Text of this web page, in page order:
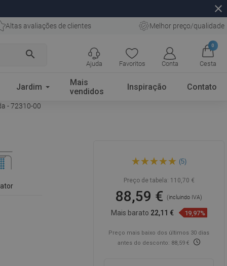
close
Altas avaliações de clientes Melhor preço/qualidade
search
Favoritos Conta
0
Cesta
Ajuda
Jardim
Mais
vendidos
Inspiração Contato
- 72310-00
para lavatório, cromada -
(5)
Preço de tabela: 110,70 €
88,59 €(incluindo IVA)
Mais barato 22,11 € 19,97%
Preço mais baixo dos últimos 30 dias
antes do desconto: 88,59 €